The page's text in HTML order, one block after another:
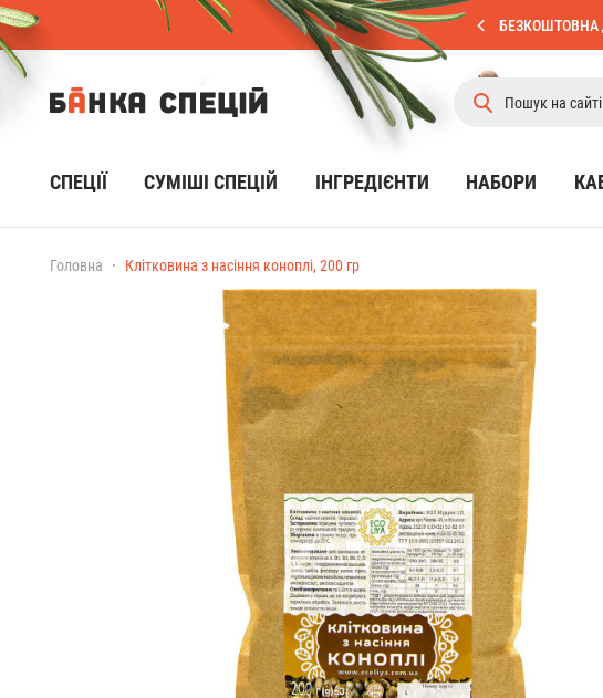
БЕЗКОШТОВНА
СПЕЦІЇ CУМІШІ СПЕЦІЙ ІНГРЕДІЄНТИ НАБОРИ
Головна Клітковина з насіння коноплі, 200 гр